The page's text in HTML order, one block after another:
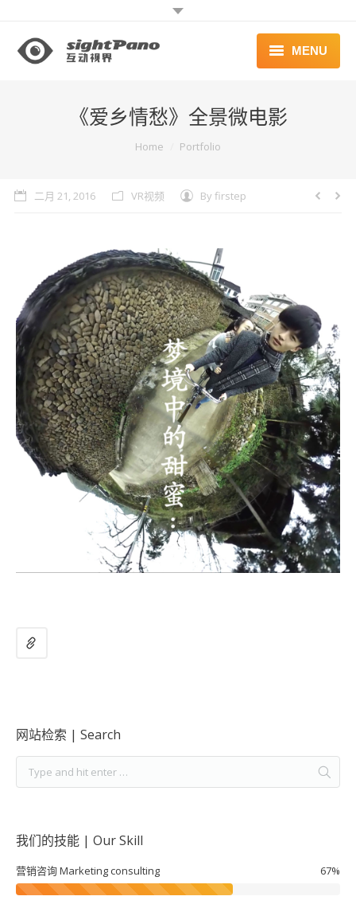
MENU
案例 | WORKS
《爱乡情愁》全景微电影
Home Portfolio
二月 21, 2016 VR视频 By firstep
网站检索 | Search
我们的技能 | Our Skill
营销咨询 Marketing consulting 67%